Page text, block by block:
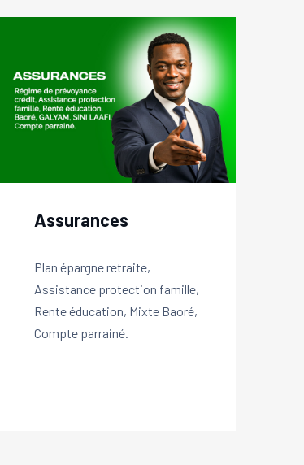
Assurances
Plan épargne retraite,
Assistance protection famille,
Rente éducation, Mixte Baoré,
Compte parrainé.